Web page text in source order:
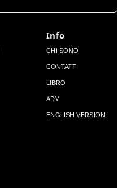
Info
CHI SONO
CONTATTI
LIBRO
ADV
ENGLISH VERSION